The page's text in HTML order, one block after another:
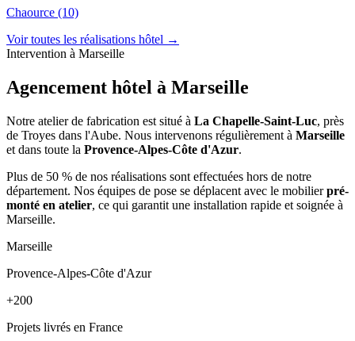
Chaource (10)
Voir toutes les réalisations hôtel →
Intervention à Marseille
Agencement hôtel à Marseille
Notre atelier de fabrication est situé à La Chapelle-Saint-Luc, près
de Troyes dans l'Aube. Nous intervenons régulièrement à Marseille
et dans toute la Provence-Alpes-Côte d'Azur.
Plus de 50 % de nos réalisations sont effectuées hors de notre
département. Nos équipes de pose se déplacent avec le mobilierpré-
monté en atelier, ce qui garantit une installation rapide et soignée à
Marseille.
Marseille
Provence-Alpes-Côte d'Azur
+200
Projets livrés en France